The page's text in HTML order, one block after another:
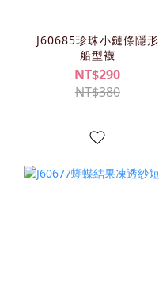
J60685珍珠小鏈條隱形
船型襪
NT$290
NT$380